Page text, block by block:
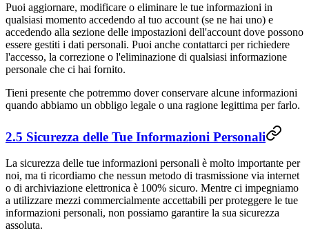
Puoi aggiornare, modificare o eliminare le tue informazioni in
qualsiasi momento accedendo al tuo account (se ne hai uno) e
accedendo alla sezione delle impostazioni dell'account dove possono
essere gestiti i dati personali. Puoi anche contattarci per richiedere
l'accesso, la correzione o l'eliminazione di qualsiasi informazione
personale che ci hai fornito.
Tieni presente che potremmo dover conservare alcune informazioni
quando abbiamo un obbligo legale o una ragione legittima per farlo.
2.5 Sicurezza delle Tue Informazioni Personali
La sicurezza delle tue informazioni personali è molto importante per
noi, ma ti ricordiamo che nessun metodo di trasmissione via internet
o di archiviazione elettronica è 100% sicuro. Mentre ci impegniamo
a utilizzare mezzi commercialmente accettabili per proteggere le tue
informazioni personali, non possiamo garantire la sua sicurezza
assoluta.